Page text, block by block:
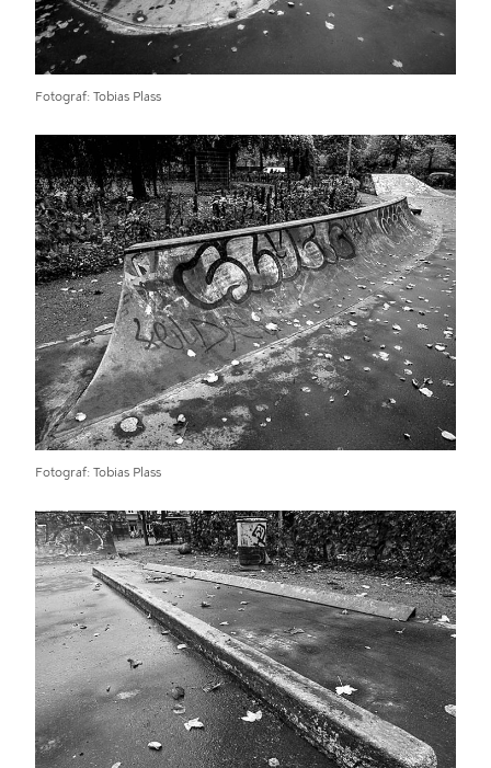
Fotograf Tobias Plass
Fotograf Tobias Plass